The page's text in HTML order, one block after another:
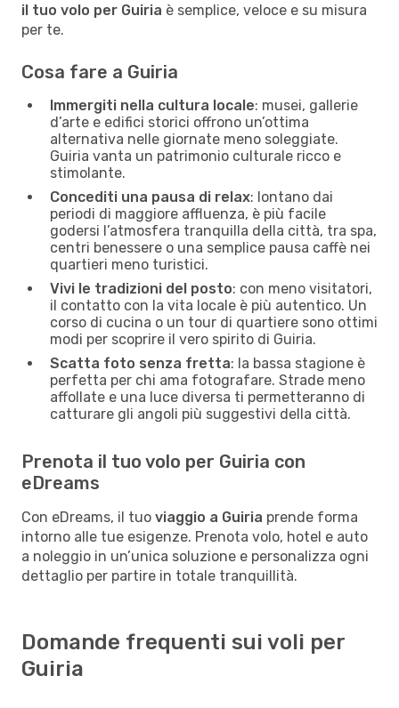
il tuo volo per Guiria è semplice, veloce e su misura
per te.
Cosa fare a Guiria
Immergiti nella cultura locale: musei, gallerie
d’arte e edifici storici offrono un’ottima
alternativa nelle giornate meno soleggiate.
Guiria vanta un patrimonio culturale ricco e
stimolante.
Concediti una pausa di relax: lontano dai
periodi di maggiore affluenza, è più facile
godersi l’atmosfera tranquilla della città, tra spa,
centri benessere o una semplice pausa caffè nei
quartieri meno turistici.
Vivi le tradizioni del posto: con meno visitatori,
il contatto con la vita locale è più autentico. Un
corso di cucina o un tour di quartiere sono ottimi
modi per scoprire il vero spirito di Guiria.
Scatta foto senza fretta: la bassa stagione è
perfetta per chi ama fotografare. Strade meno
affollate e una luce diversa ti permetteranno di
catturare gli angoli più suggestivi della città.
Prenota il tuo volo per Guiria con
eDreams
Con eDreams, il tuo viaggio a Guiria prende forma
intorno alle tue esigenze. Prenota volo, hotel e auto
a noleggio in un’unica soluzione e personalizza ogni
dettaglio per partire in totale tranquillità.
Domande frequenti sui voli per
Guiria